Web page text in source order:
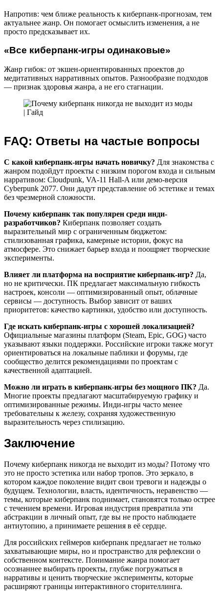
Напротив: чем ближе реальность к киберпанк-прогнозам, тем
актуальнее жанр. Он помогает осмыслить изменения, а не
просто предсказывает их.
«Все киберпанк-игры одинаковые»
Жанр гибок: от экшен-ориентированных проектов до
медитативных нарративных опытов. Разнообразие подходов
— признак здоровья жанра, а не его стагнации.
FAQ: Ответы на частые вопросы
С какой киберпанк-игры начать новичку? Для знакомства с
жанром подойдут проекты с низким порогом входа и сильным
нарративом: Cloudpunk, VA-11 Hall-A или демо-версия
Cyberpunk 2077. Они дадут представление об эстетике и темах
без чрезмерной сложности.
Почему киберпанк так популярен среди инди-
разработчиков? Киберпанк позволяет создать
выразительный мир с ограниченным бюджетом:
стилизованная графика, камерные истории, фокус на
атмосфере. Это снижает барьер входа и поощряет творческие
эксперименты.
Влияет ли платформа на восприятие киберпанк-игр? Да,
но не критически. ПК предлагает максимальную гибкость
настроек, консоли — оптимизированный опыт, облачные
сервисы — доступность. Выбор зависит от ваших
приоритетов: качество картинки, удобство или доступность.
Где искать киберпанк-игры с хорошей локализацией?
Официальные магазины платформ (Steam, Epic, GOG) часто
указывают языки поддержки. Российские игроки также могут
ориентироваться на локальные паблики и форумы, где
сообщество делится рекомендациями по проектам с
качественной адаптацией.
Можно ли играть в киберпанк-игры без мощного ПК? Да.
Многие проекты предлагают масштабируемую графику и
оптимизированные режимы. Инди-игры часто менее
требовательны к железу, сохраняя художественную
выразительность через стилизацию.
Заключение
Почему киберпанк никогда не выходит из моды? Потому что
это не просто эстетика или набор тропов. Это зеркало, в
котором каждое поколение видит свои тревоги и надежды о
будущем. Технологии, власть, идентичность, неравенство —
темы, которые киберпанк поднимает, становятся только острее
с течением времени. Игровая индустрия превратила эти
абстракции в личный опыт, где вы не просто наблюдаете
антиутопию, а принимаете решения в её сердце.
Для российских геймеров киберпанк предлагает не только
захватывающие миры, но и пространство для рефлексии о
собственном контексте. Понимание жанра помогает
осознаннее выбирать проекты, глубже погружаться в
нарративы и ценить творческие эксперименты, которые
расширяют границы интерактивного сторителлинга.